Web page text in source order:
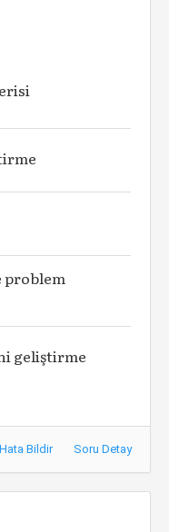
problem
geliştirme
Hata Bildir Soru Detay